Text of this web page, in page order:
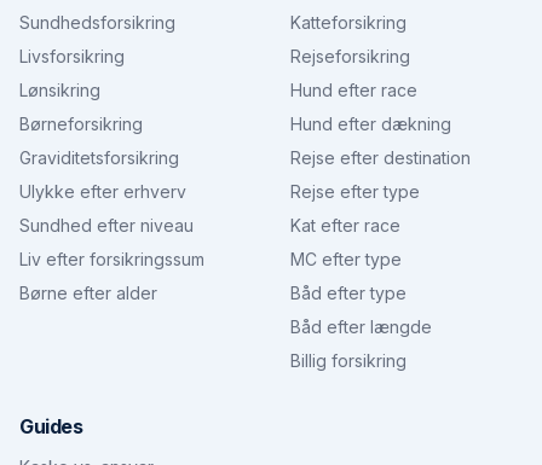
Sundhedsforsikring
Livsforsikring
Lønsikring
Børneforsikring
Graviditetsforsikring
Ulykke efter erhverv
Sundhed efter niveau
Liv efter forsikringssum
Børne efter alder
Katteforsikring
Rejseforsikring
Hund efter race
Hund efter dækning
Rejse efter destination
Rejse efter type
Kat efter race
MC efter type
Båd efter type
Båd efter længde
Billig forsikring
Guides